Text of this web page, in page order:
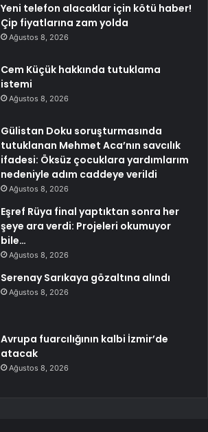
Yeni telefon alacaklar için kötü haber!
Çip fiyatlarına zam yolda
Ağustos 8, 2026
Cem Küçük hakkında tutuklama
istemi
Ağustos 8, 2026
Gülistan Doku soruşturmasında
tutuklanan Mehmet Aca’nın savcılık
ifadesi: Öksüz çocuklara yardımlarım
nedeniyle adım caddeye verildi
Ağustos 8, 2026
Eşref Rüya final yaptıktan sonra her
şeye ara verdi: Projeleri okumuyor
bile…
Ağustos 8, 2026
Serenay Sarıkaya gözaltına alındı
Ağustos 8, 2026
Avrupa fuarcılığının kalbi İzmir’de
atacak
Ağustos 8, 2026